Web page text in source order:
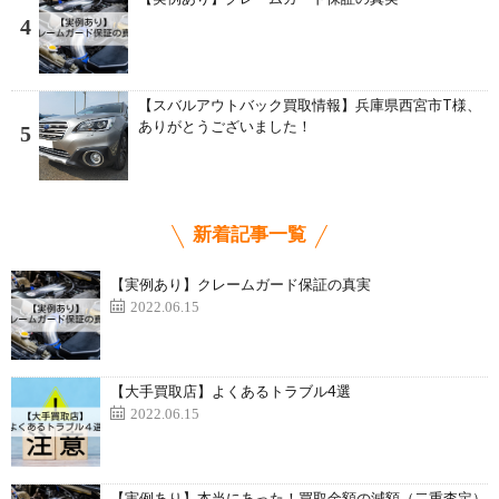
4
5
【スバルアウトバック買取情報】兵庫県西宮市T様、
ありがとうございました！
新着記事一覧
【実例あり】クレームガード保証の真実
2022.06.15
【大手買取店】よくあるトラブル4選
2022.06.15